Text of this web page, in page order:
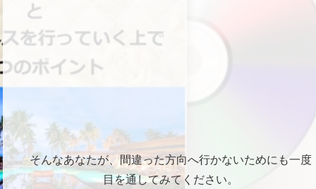
そんなあなたが、間違った方向へ行かないためにも一度
目を通してみてください。